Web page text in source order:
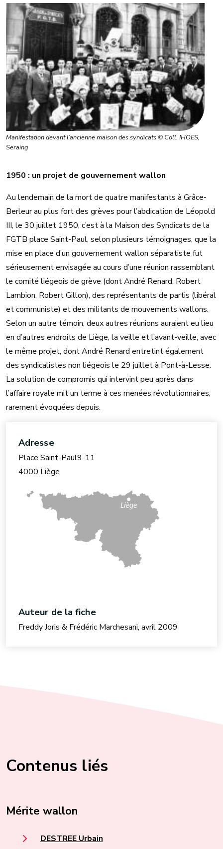
Manifestation devant l’ancienne maison des syndicats © Coll. IHOES,
Seraing
1950 : un projet de gouvernement wallon
Au lendemain de la mort de quatre manifestants à Grâce-
Berleur au plus fort des grèves pour l’abdication de Léopold
III, le 30 juillet 1950, c’est à la Maison des Syndicats de la
FGTB place Saint-Paul, selon plusieurs témoignages, que la
mise en place d’un gouvernement wallon séparatiste fut
sérieusement envisagée au cours d’une réunion rassemblant
le comité liégeois de grève (dont André Renard, Robert
Lambion, Robert Gillon), des représentants de partis (libéral
et communiste) et des militants de mouvements wallons.
Selon un autre témoin, deux autres réunions auraient eu lieu
en d’autres endroits de Liège, la veille et l’avant-veille, avec
le même projet, dont André Renard entretint également
des syndicalistes non liégeois le 29 juillet à Pont-à-Lesse.
La solution de compromis qui intervint peu après dans
l’affaire royale mit un terme à ces menées révolutionnaires,
rarement évoquées depuis.
Adresse
Place Saint-Paul9-11
4000 Liège
Auteur de la fiche
Freddy Joris & Frédéric Marchesani, avril 2009
Contenus liés
Mérite wallon
DESTREE Urbain